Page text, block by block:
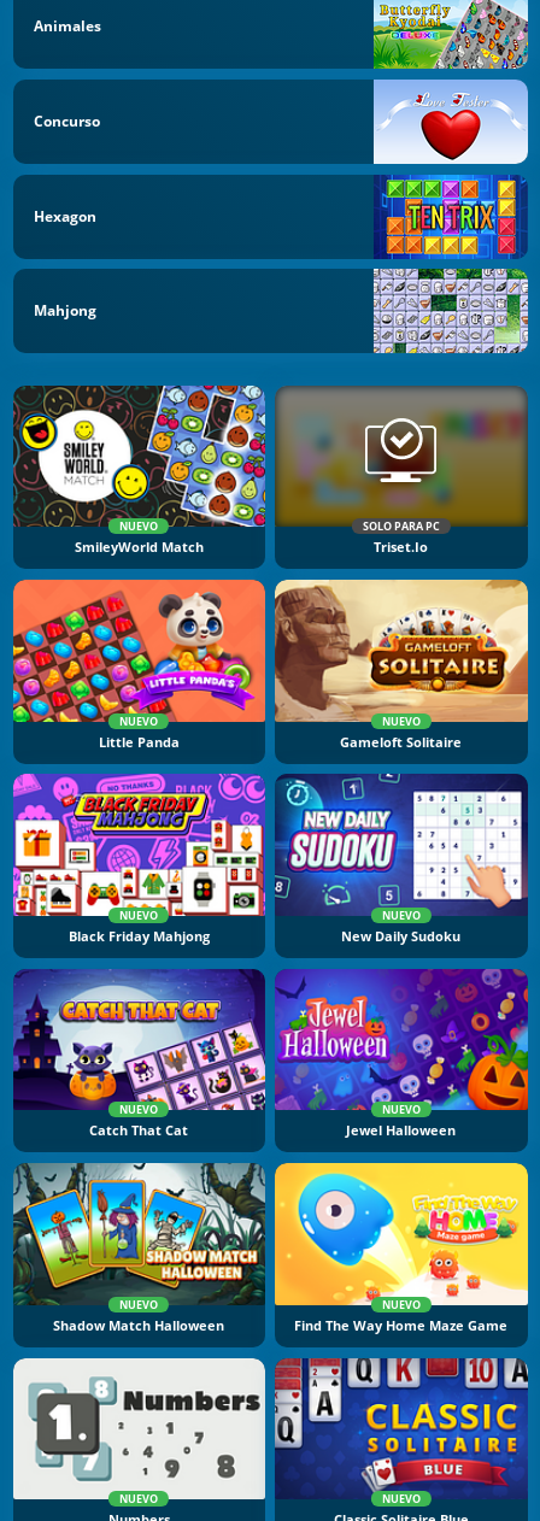
Animales
Concurso
Hexagon
Mahjong
NUEVO
SmileyWorld Match
SOLO PARA PC
Triset.io
NUEVO
Little Panda
NUEVO
Gameloft Solitaire
NUEVO
Black Friday Mahjong
NUEVO
New Daily Sudoku
NUEVO
Catch That Cat
NUEVO
Jewel Halloween
NUEVO
Shadow Match Halloween
NUEVO
Find The Way Home Maze Game
NUEVO NUEVO